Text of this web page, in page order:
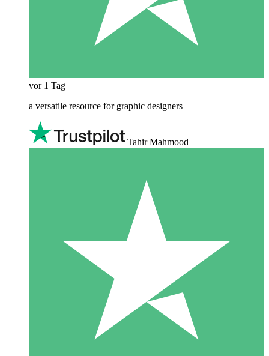
vor 1 Tag
a versatile resource for graphic designers
Tahir Mahmood